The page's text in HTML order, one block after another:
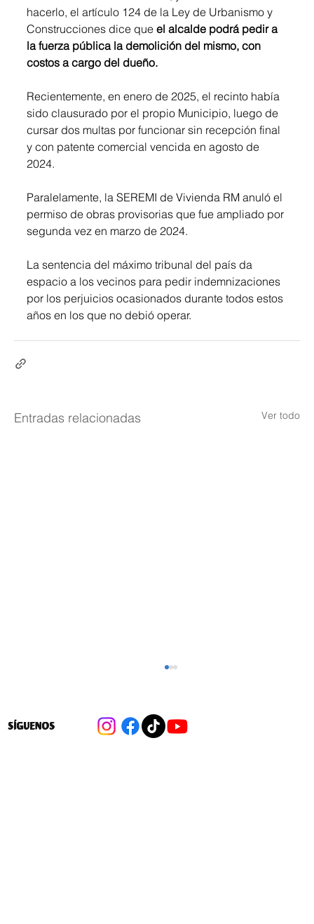
hacerlo, el artículo 124 de la Ley de Urbanismo y
Construcciones dice que el alcalde podrá pedir a
la fuerza pública la demolición del mismo, con
costos a cargo del dueño.
Recientemente, en enero de 2025, el recinto había
sido clausurado por el propio Municipio, luego de
cursar dos multas por funcionar sin recepción final
y con patente comercial vencida en agosto de
2024.
Paralelamente, la SEREMI de Vivienda RM anuló el
permiso de obras provisorias que fue ampliado por
segunda vez en marzo de 2024.
La sentencia del máximo tribunal del país da
espacio a los vecinos para pedir indemnizaciones
por los perjuicios ocasionados durante todos estos
años en los que no debió operar.
Entradas relacionadas Ver todo
SÍGUENOS